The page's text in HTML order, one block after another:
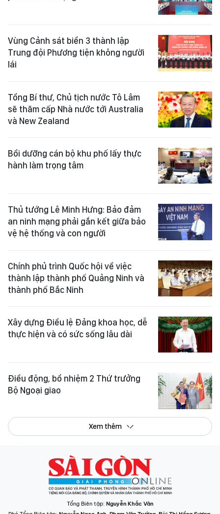
Vùng Cảnh sát biển 3 thành lập
Trung đội Phương tiện không người
lái
Tổng Bí thư, Chủ tịch nước Tô Lâm
sẽ thăm cấp Nhà nước tới Australia
và New Zealand
Bồi dưỡng cán bộ khu phố lấy thực
hành làm trọng tâm
Thủ tướng Lê Minh Hưng: Bảo đảm
an ninh mạng phải gắn kết giữa bảo
vệ hệ thống và con người
Chính phủ trình Quốc hội về việc
thành lập thành phố Quảng Ninh và
thành phố Bắc Ninh
Xây dựng Điều lệ Đảng khoa học, dễ
thực hiện và có sức sống lâu dài
Điều động, bổ nhiệm 2 Thứ trưởng
Bộ Ngoại giao
Xem thêm
Tổng Biên tập: Nguyễn Khắc Văn